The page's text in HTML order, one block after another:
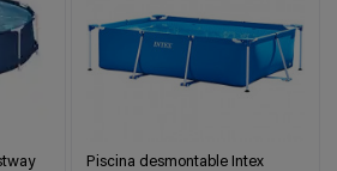
Piscina desmontable Intex